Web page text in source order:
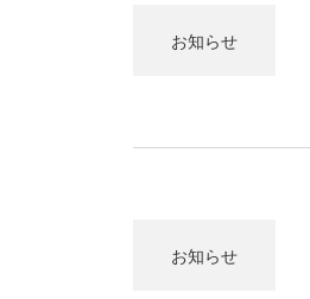
お知らせ
お知らせ